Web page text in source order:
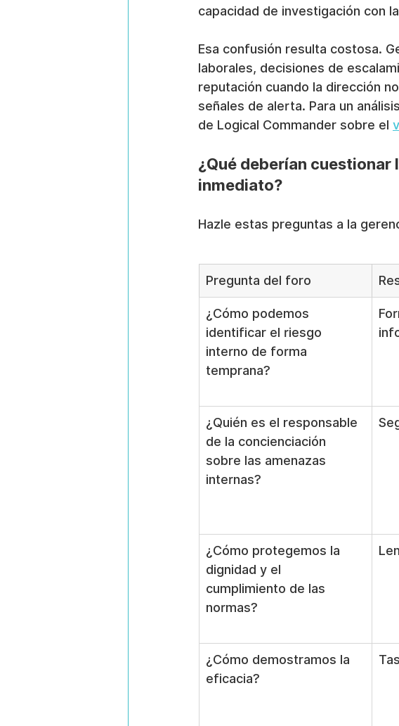
capacidad de investigación con
Esa confusión resulta costosa.
laborales, decisiones de
reputación cuando la dirección
señales de alerta. Para un
de Logical Commander sobre el
¿Qué deberían
inmediato?
Hazle estas preguntas a la
Pregunta del foro
¿Cómo podemos
identificar el riesgo
interno de forma
temprana?
¿Quién es el responsable
de la concienciación
sobre las amenazas
internas?
¿Cómo protegemos la
dignidad y el
cumplimiento de las
normas?
¿Cómo demostramos la
eficacia?